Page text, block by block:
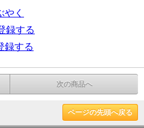
やく
録する
録する
次の商品へ
ページの先頭へ戻る